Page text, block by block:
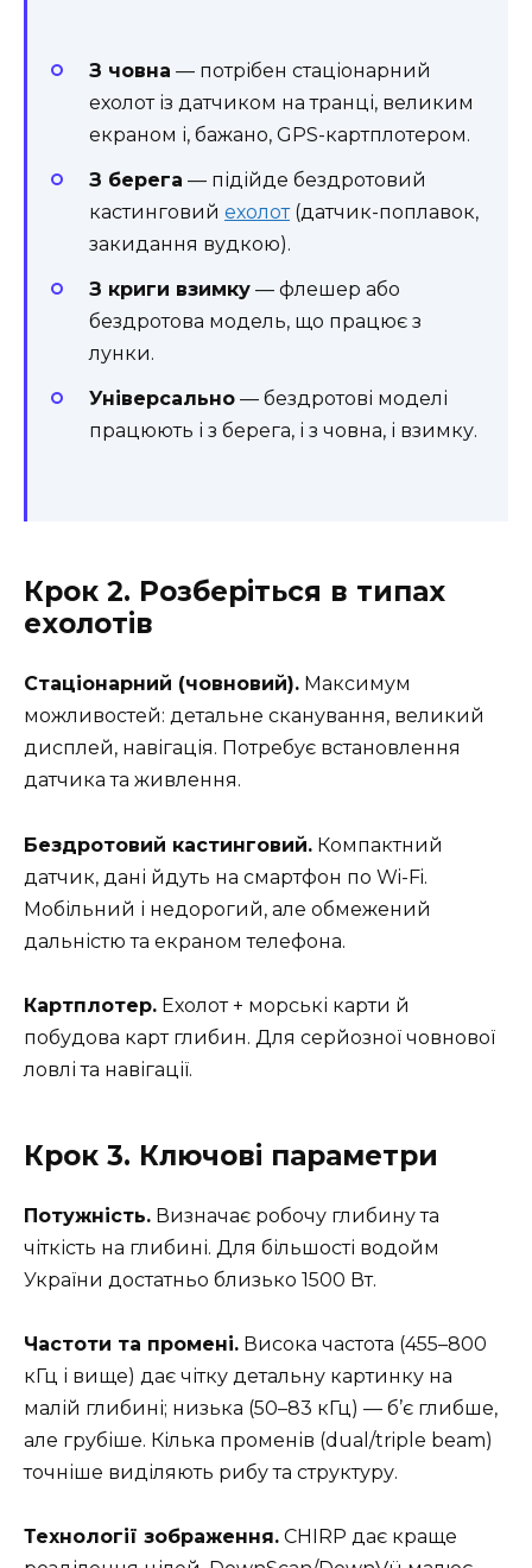
З човна — потрібен стаціонарний
ехолот із датчиком на транці, великим
екраном і, бажано, GPS-картплотером.
З берега — підійде бездротовий
кастинговий ехолот(датчик-поплавок,
закидання вудкою).
З криги взимку — флешер або
бездротова модель, що працює з
лунки.
Універсально — бездротові моделі
працюють і з берега, і з човна, і взимку.
Крок 2. Розберіться в типах
ехолотів
Стаціонарний (човновий). Максимум
можливостей: детальне сканування, великий
дисплей, навігація. Потребує встановлення
датчика та живлення.
Бездротовий кастинговий. Компактний
датчик, дані йдуть на смартфон по Wi-Fi.
Мобільний і недорогий, але обмежений
дальністю та екраном телефона.
Картплотер. Ехолот + морські карти й
побудова карт глибин. Для серйозної човнової
ловлі та навігації.
Крок 3. Ключові параметри
Потужність. Визначає робочу глибину та
чіткість на глибині. Для більшості водойм
України достатньо близько 1500 Вт.
Частоти та промені. Висока частота (455–800
кГц і вище) дає чітку детальну картинку на
малій глибині; низька (50–83 кГц) — б’є глибше,
але грубіше. Кілька променів (dual/triple beam)
точніше виділяють рибу та структуру.
Технології зображення. CHIRP дає краще